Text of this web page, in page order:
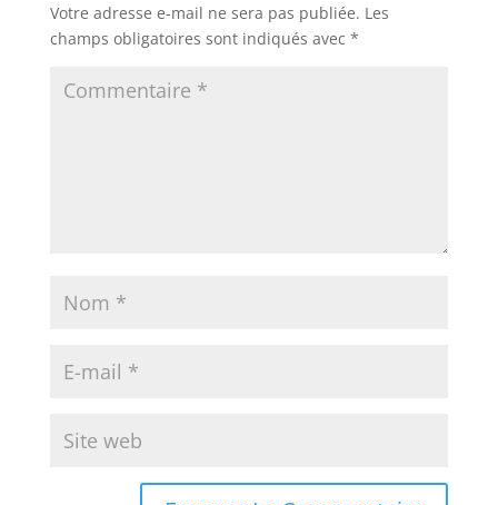
Votre adresse e-mail ne sera pas publiée. Les
champs obligatoires sont indiqués avec *